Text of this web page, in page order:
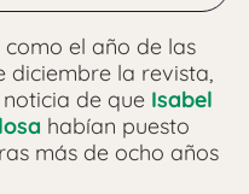
el año de las
diciembre la revista,
de que Isabel
habían puesto
más de ocho años